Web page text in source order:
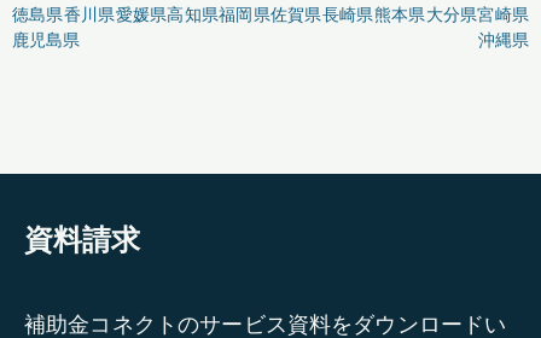
徳島県香川県愛媛県高知県福岡県佐賀県長崎県熊本県大分県宮崎県
鹿児島県
沖縄県
資料請求
補助金コネクトのサービス資料をダウンロードい